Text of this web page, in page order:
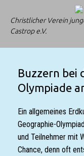
springenChristlicher Verein
Castrop e.V.
Buzzern bei
Olympiade
Ein allgemeines
Geographie-
und Teilnehmer mit
Chance, denn oft